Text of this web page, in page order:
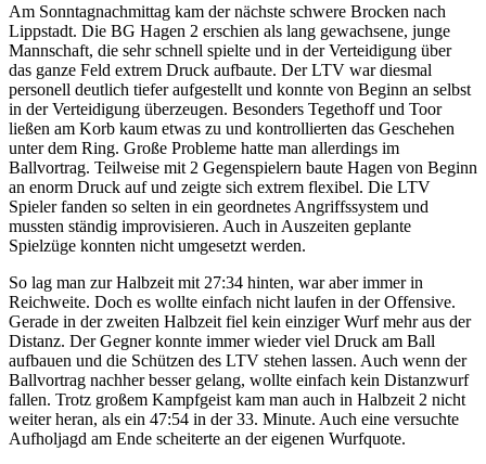
Am Sonntagnachmittag kam der nächste schwere Brocken nach
Lippstadt. Die BG Hagen 2 erschien als lang gewachsene, junge
Mannschaft, die sehr schnell spielte und in der Verteidigung über
das ganze Feld extrem Druck aufbaute. Der LTV war diesmal
personell deutlich tiefer aufgestellt und konnte von Beginn an selbst
in der Verteidigung überzeugen. Besonders Tegethoff und Toor
ließen am Korb kaum etwas zu und kontrollierten das Geschehen
unter dem Ring. Große Probleme hatte man allerdings im
Ballvortrag. Teilweise mit 2 Gegenspielern baute Hagen von Beginn
an enorm Druck auf und zeigte sich extrem flexibel. Die LTV
Spieler fanden so selten in ein geordnetes Angriffssystem und
mussten ständig improvisieren. Auch in Auszeiten geplante
Spielzüge konnten nicht umgesetzt werden.
So lag man zur Halbzeit mit 27:34 hinten, war aber immer in
Reichweite. Doch es wollte einfach nicht laufen in der Offensive.
Gerade in der zweiten Halbzeit fiel kein einziger Wurf mehr aus der
Distanz. Der Gegner konnte immer wieder viel Druck am Ball
aufbauen und die Schützen des LTV stehen lassen. Auch wenn der
Ballvortrag nachher besser gelang, wollte einfach kein Distanzwurf
fallen. Trotz großem Kampfgeist kam man auch in Halbzeit 2 nicht
weiter heran, als ein 47:54 in der 33. Minute. Auch eine versuchte
Aufholjagd am Ende scheiterte an der eigenen Wurfquote.